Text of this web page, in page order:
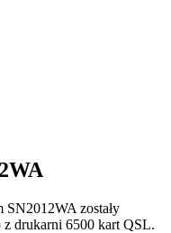
zostały
z drukarni 6500 kart QSL.